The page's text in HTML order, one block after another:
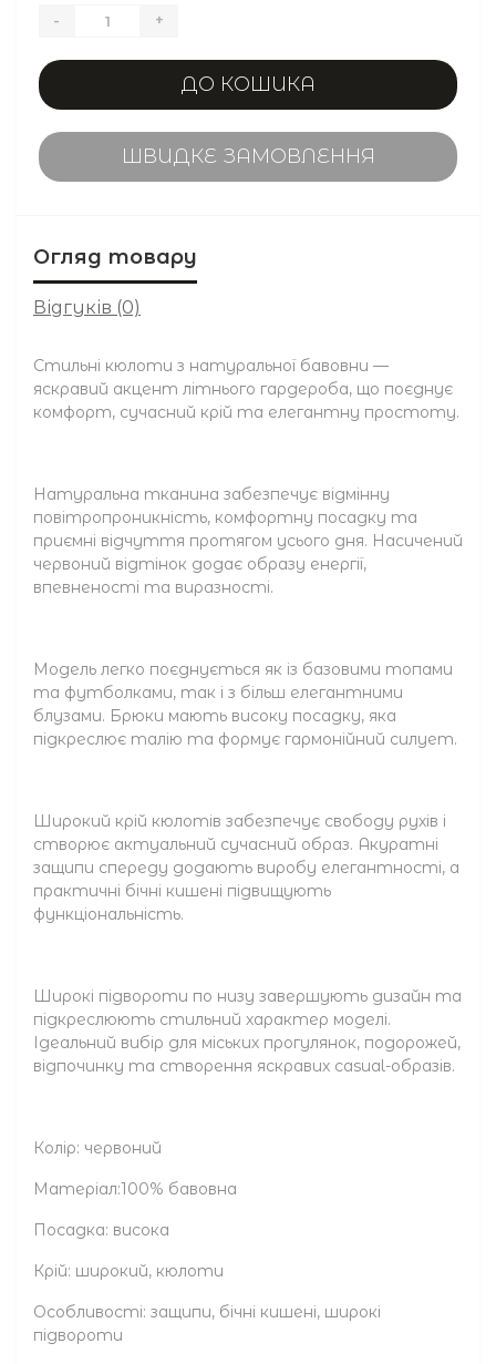
- +
ДО КОШИКА
ШВИДКЕ ЗАМОВЛЕННЯ
Огляд товару
Відгуків (0)
Стильні кюлоти з натуральної бавовни —
яскравий акцент літнього гардероба, що поєднує
комфорт, сучасний крій та елегантну простоту.
Натуральна тканина забезпечує відмінну
повітропроникність, комфортну посадку та
приємні відчуття протягом усього дня. Насичений
червоний відтінок додає образу енергії,
впевненості та виразності.
Модель легко поєднується як із базовими топами
та футболками, так і з більш елегантними
блузами. Брюки мають високу посадку, яка
підкреслює талію та формує гармонійний силует.
Широкий крій кюлотів забезпечує свободу рухів і
створює актуальний сучасний образ. Акуратні
защипи спереду додають виробу елегантності, а
практичні бічні кишені підвищують
функціональність.
Широкі підвороти по низу завершують дизайн та
підкреслюють стильний характер моделі.
Ідеальний вибір для міських прогулянок, подорожей,
відпочинку та створення яскравих casual-образів.
Колір: червоний
Матеріал:100% бавовна
Посадка: висока
Крій: широкий, кюлоти
Особливості: защипи, бічні кишені, широкі
підвороти